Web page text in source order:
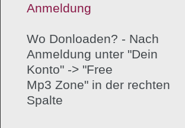
Anmeldung
Wo Donloaden? - Nach
Anmeldung unter "Dein
Konto" -> "Free
Mp3 Zone" in der rechten
Spalte